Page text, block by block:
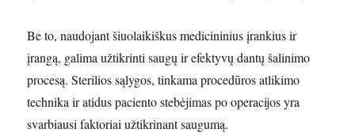
Be to, naudojant šiuolaikiškus medicininius įrankius ir
įrangą, galima užtikrinti saugų ir efektyvų dantų šalinimo
procesą. Sterilios sąlygos, tinkama procedūros atlikimo
technika ir atidus paciento stebėjimas po operacijos yra
svarbiausi faktoriai užtikrinant saugumą.